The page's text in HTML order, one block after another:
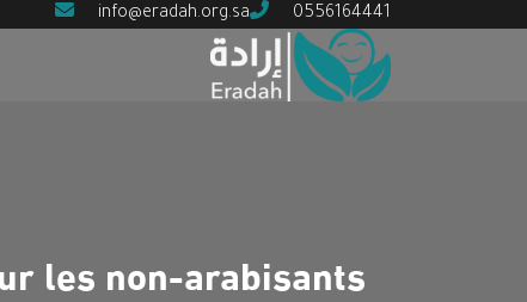
0556164441
info@eradah.org.sa
les non-arabisants